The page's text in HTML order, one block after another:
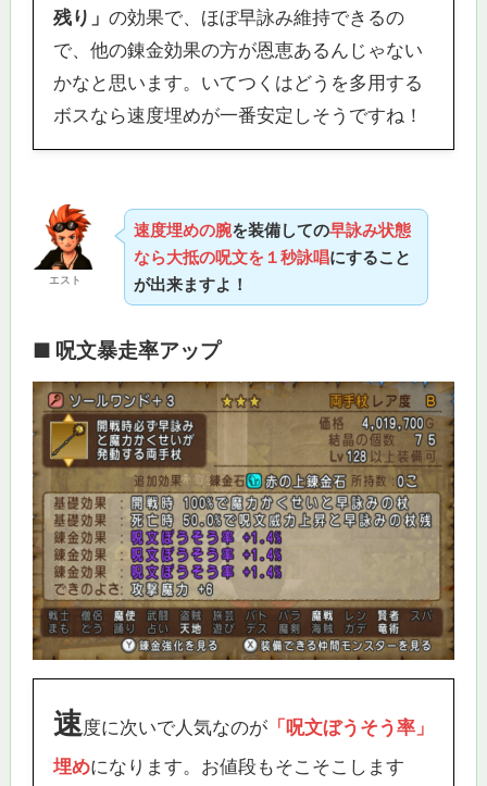
残り」 の効果で、ほぼ早詠み維持できるの
で、他の錬金効果の方が恩恵あるんじゃない
かなと思います。いてつくはどうを多用する
ボスなら速度埋めが一番安定しそうですね！
エスト
速度埋めの腕を装備しての早詠み状態
なら大抵の呪文を１秒詠唱にすること
が出来ますよ！
■ 呪文暴走率アップ
速度に次いで人気なのが「呪文ぼうそう率」
埋めになります。お値段もそこそこします